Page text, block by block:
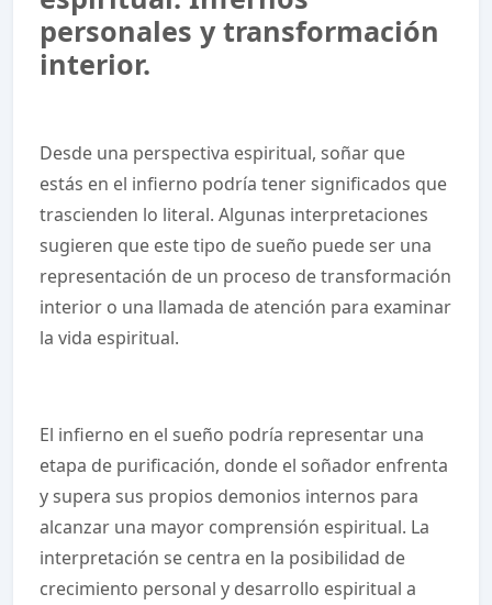
personales y transformación
interior.
Desde una perspectiva espiritual, soñar que
estás en el infierno podría tener significados que
trascienden lo literal. Algunas interpretaciones
sugieren que este tipo de sueño puede ser una
representación de un proceso de transformación
interior o una llamada de atención para examinar
la vida espiritual.
El infierno en el sueño podría representar una
etapa de purificación, donde el soñador enfrenta
y supera sus propios demonios internos para
alcanzar una mayor comprensión espiritual. La
interpretación se centra en la posibilidad de
crecimiento personal y desarrollo espiritual a